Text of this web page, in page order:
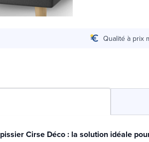
Qualité à prix
Cirse Déco : la solution idéale